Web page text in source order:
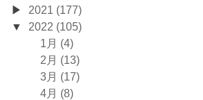
2021 (177)
2022 (105)
1月 (4)
2月 (13)
3月 (17)
4月 (8)